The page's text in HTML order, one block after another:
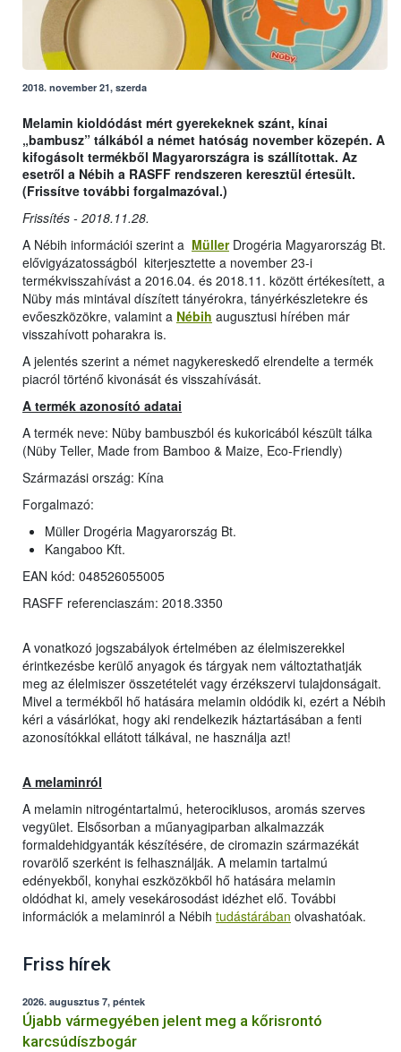
2018. november 21, szerda
Melamin kioldódást mért gyerekeknek szánt, kínai
„bambusz” tálkából a német hatóság november közepén. A
kifogásolt termékből Magyarországra is szállítottak. Az
esetről a Nébih a RASFF rendszeren keresztül értesült.
(Frissítve további forgalmazóval.)
Frissítés - 2018.11.28.
A Nébih információi szerint a MüllerDrogéria Magyarország Bt.
elővigyázatosságból kiterjesztette a november 23-i
termékvisszahívást a 2016.04. és 2018.11. között értékesített, a
Nüby más mintával díszített tányérokra, tányérkészletekre és
evőeszközökre, valamint a Nébih augusztusi hírében már
visszahívott poharakra is.
A jelentés szerint a német nagykereskedő elrendelte a termék
piacról történő kivonását és visszahívását.
A termék azonosító adatai
A termék neve: Nüby bambuszból és kukoricából készült tálka
(Nüby Teller, Made from Bamboo & Maize, Eco-Friendly)
Származási ország: Kína
Forgalmazó:
Müller Drogéria Magyarország Bt.
Kangaboo Kft.
EAN kód: 048526055005
RASFF referenciaszám: 2018.3350
A vonatkozó jogszabályok értelmében az élelmiszerekkel
érintkezésbe kerülő anyagok és tárgyak nem változtathatják
meg az élelmiszer összetételét vagy érzékszervi tulajdonságait.
Mivel a termékből hő hatására melamin oldódik ki, ezért a Nébih
kéri a vásárlókat, hogy aki rendelkezik háztartásában a fenti
azonosítókkal ellátott tálkával, ne használja azt!
A melaminról
A melamin nitrogéntartalmú, heterociklusos, aromás szerves
vegyület. Elsősorban a műanyagiparban alkalmazzák
formaldehidgyanták készítésére, de ciromazin származékát
rovarölő szerként is felhasználják. A melamin tartalmú
edényekből, konyhai eszközökből hő hatására melamin
oldódhat ki, amely vesekárosodást idézhet elő. További
információk a melaminról a Nébih tudástárában olvashatóak.
Friss hírek
2026. augusztus 7, péntek
Újabb vármegyében jelent meg a kőrisrontó
karcsúdíszbogár